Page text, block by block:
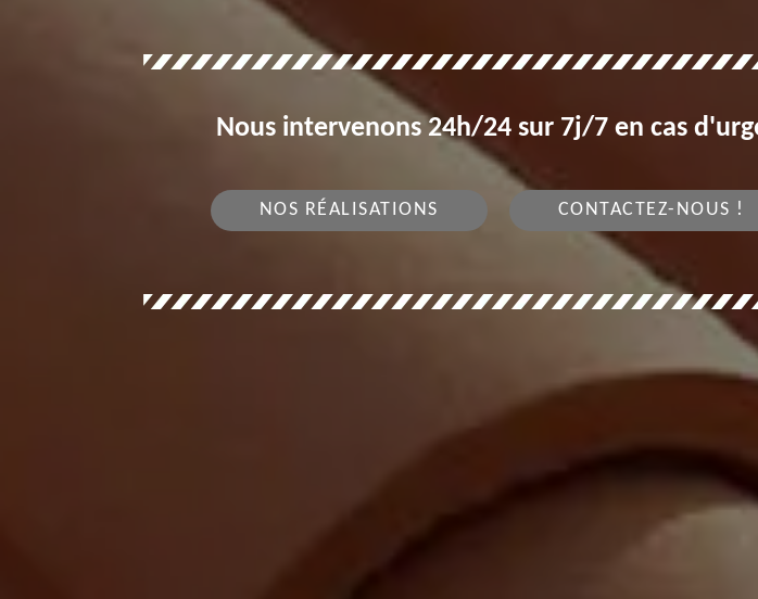
Nous intervenons 24h/24 sur 7j/7 en cas
NOS RÉALISATIONS CONTACTEZ-NOUS !